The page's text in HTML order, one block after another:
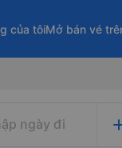
của tôiMở bán vé
ngày đi